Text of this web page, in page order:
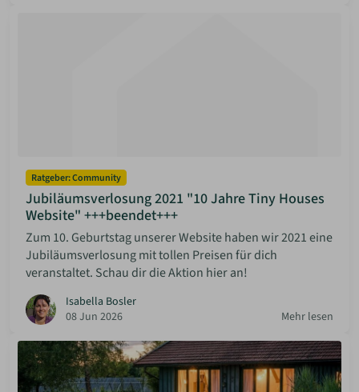
Ratgeber: Community
Jubiläumsverlosung 2021 "10 Jahre Tiny Houses
Website" +++beendet+++
Zum 10. Geburtstag unserer Website haben wir 2021 eine
Jubiläumsverlosung mit tollen Preisen für dich
veranstaltet. Schau dir die Aktion hier an!
Isabella Bosler
08 Jun 2026
Mehr lesen